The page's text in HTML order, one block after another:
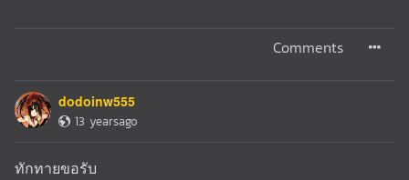
Comments
dodoinw555
13 yearsago
ทักทายขอรับ